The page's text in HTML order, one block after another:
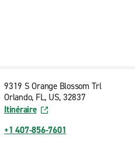
9319 S Orange Blossom Trl
Orlando, FL, US, 32837
Itinéraire
+1 407-856-7601